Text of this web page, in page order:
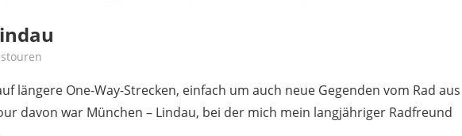
längere One-Way-Strecken, einfach um auch neue Gegenden vom Rad aus
davon war München – Lindau, bei der mich mein langjähriger Radfreund